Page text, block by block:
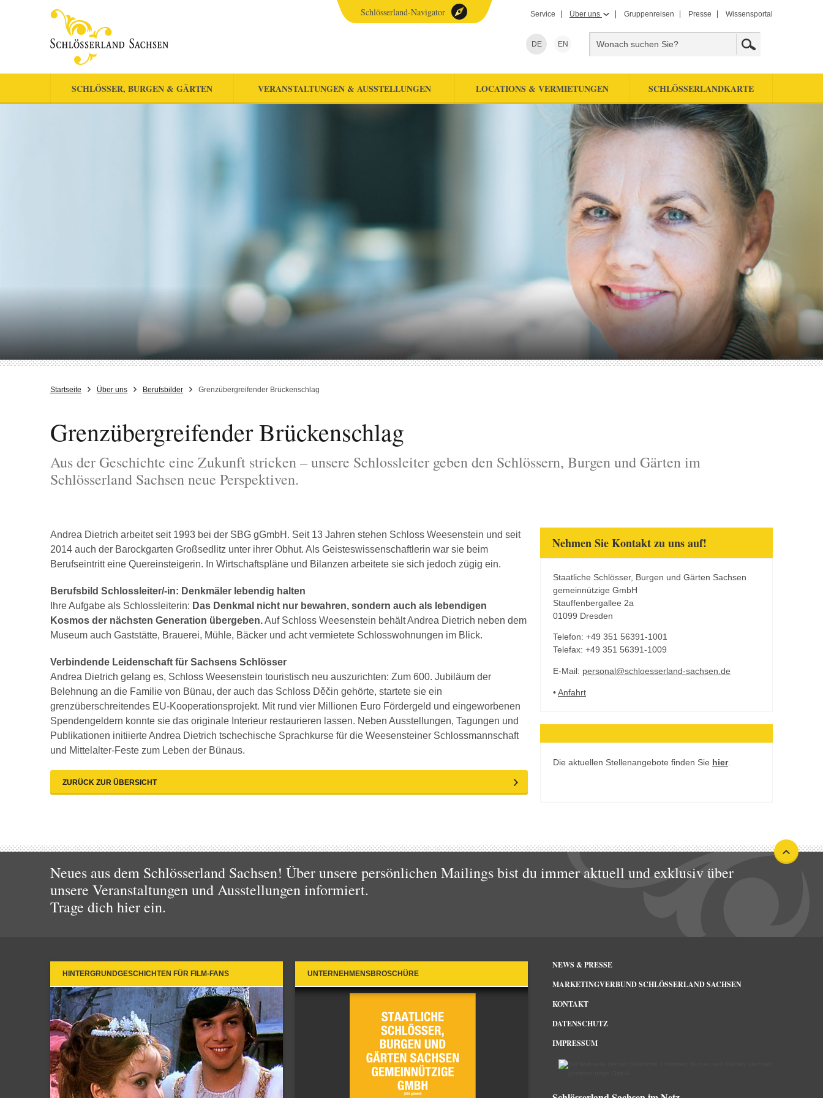
Service Über uns Gruppenreisen Presse Wissensportal
DE EN
SCHLÖSSER, BURGEN & GÄRTEN VERANSTALTUNGEN & AUSSTELLUNGEN LOCATIONS & VERMIETUNGEN SCHLÖSSERLANDKARTE
Schlösserland-Navigator
Startseite Über uns Berufsbilder Grenzübergreifender Brückenschlag
Grenzübergreifender Brückenschlag
Aus der Geschichte eine Zukunft stricken – unsere Schlossleiter geben den Schlössern, Burgen und Gärten im
Schlösserland Sachsen neue Perspektiven.
Andrea Dietrich arbeitet seit 1993 bei der SBG gGmbH. Seit 13 Jahren stehen Schloss Weesenstein und seit
2014 auch der Barockgarten Großsedlitz unter ihrer Obhut. Als Geisteswissenschaftlerin war sie beim
Berufseintritt eine Quereinsteigerin. In Wirtschaftspläne und Bilanzen arbeitete sie sich jedoch zügig ein.
Berufsbild Schlossleiter/-in: Denkmäler lebendig halten
Ihre Aufgabe als Schlossleiterin: Das Denkmal nicht nur bewahren, sondern auch als lebendigen
Kosmos der nächsten Generation übergeben.Auf Schloss Weesenstein behält Andrea Dietrich neben dem
Museum auch Gaststätte, Brauerei, Mühle, Bäcker und acht vermietete Schlosswohnungen im Blick.
Verbindende Leidenschaft für Sachsens Schlösser
Andrea Dietrich gelang es, Schloss Weesenstein touristisch neu auszurichten: Zum 600. Jubiläum der
Belehnung an die Familie von Bünau, der auch das Schloss Děčin gehörte, startete sie ein
grenzüberschreitendes EU-Kooperationsprojekt. Mit rund vier Millionen Euro Fördergeld und eingeworbenen
Spendengeldern konnte sie das originale Interieur restaurieren lassen. Neben Ausstellungen, Tagungen und
Publikationen initiierte Andrea Dietrich tschechische Sprachkurse für die Weesensteiner Schlossmannschaft
und Mittelalter-Feste zum Leben der Bünaus.
ZURÜCK ZUR ÜBERSICHT
Nehmen Sie Kontakt zu uns auf!
Staatliche Schlösser, Burgen und Gärten Sachsen
gemeinnützige GmbH
Stauffenbergallee 2a
01099 Dresden
Telefon: +49 351 56391-1001
Telefax: +49 351 56391-1009
E-Mail: personal@schloesserland-sachsen.de
•Anfahrt
Die aktuellen Stellenangebote finden Sie hier.
Neues aus dem Schlösserland Sachsen! Über unsere persönlichen Mailings bist du immer aktuell und exklusiv über
unsere Veranstaltungen und Ausstellungen informiert.
Trage dich hier ein.
HINTERGRUNDGESCHICHTEN FÜR FILM-FANS UNTERNEHMENSBROSCHÜRE
NEWS & PRESSE
MARKETINGVERBUND SCHLÖSSERLAND SACHSEN
KONTAKT
DATENSCHUTZ
IMPRESSUM